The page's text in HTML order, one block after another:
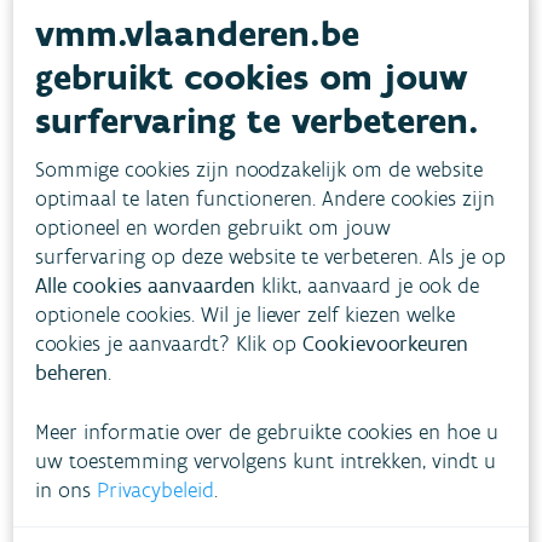
overschrijding van bacteriologische normen.
Vlaanderen in Europese
context
De Vlaamse resultaten passen binnen een bredere
positieve trend in Europa. Uit het nieuwste
rapport van het Europees Milieuagentschap (EEA)
blijkt dat:
96% van de Europese badplaatsen
ongeveer 85% een ‘uitstekende’kwaliteit
haalt
slechts 1,5% een slechte kwaliteit heeft
vmm.vlaanderen.be
gebruikt cookies om jouw
surfervaring te verbeteren.
Sommige cookies zijn noodzakelijk om de website
optimaal te laten functioneren. Andere cookies zijn
optioneel en worden gebruikt om jouw
surfervaring op deze website te verbeteren. Als je op
Alle cookies aanvaarden klikt, aanvaard je ook de
optionele cookies. Wil je liever zelf kiezen welke
cookies je aanvaardt? Klik opCookievoorkeuren
beheren.
Meer informatie over de gebruikte cookies en hoe u
uw toestemming vervolgens kunt intrekken, vindt u
in ons Privacybeleid.